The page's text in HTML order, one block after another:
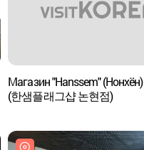
Магазин "Hanssem" (Нонхён)
(한샘플래그샵 논현점)